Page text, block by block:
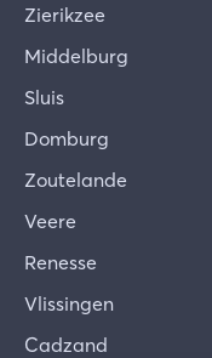
Zierikzee
Middelburg
Sluis
Domburg
Zoutelande
Veere
Renesse
Vlissingen
Cadzand